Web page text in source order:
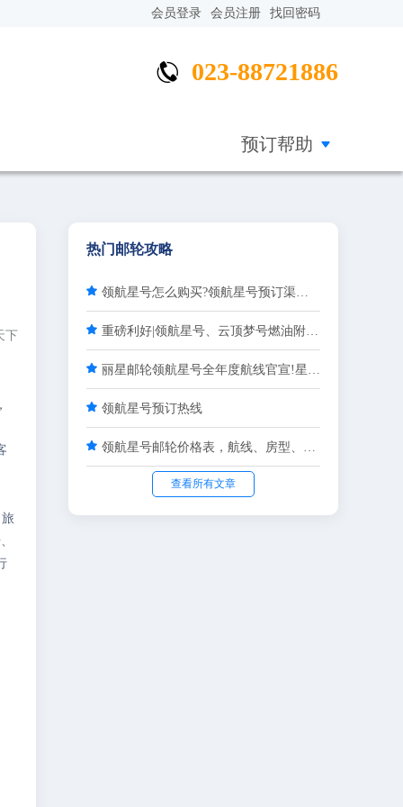
会员登录 会员注册 找回密码
 023-88721886
预订帮助 
下
热门邮轮攻略
 领航星号怎么购买?领航星号预订渠道说明
 重磅利好|领航星号、云顶梦号燃油附加费全面调整
 丽星邮轮领航星号全年度航线官宣!星美亚邮轮专属渠道火热预订
 领航星号预订热线
 领航星号邮轮价格表，航线、房型、预订全指南
查看所有文章